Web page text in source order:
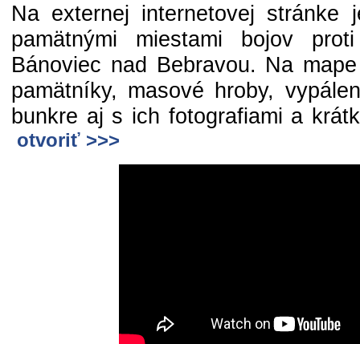
Na externej internetovej stránke
pamätnými miestami bojov
Bánoviec nad Bebravou. Na
pamätníky, masové hroby,
bunkre aj s ich fotografiami a
otvoriť >>>